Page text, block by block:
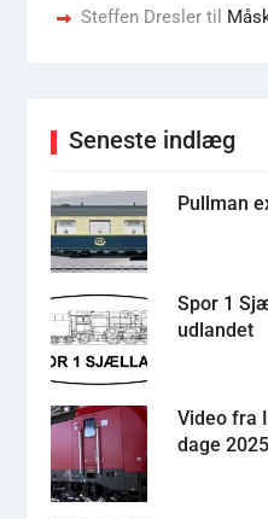
Steffen Dreslertil
Seneste indlæg
Pullman
Spor 1
udlandet
Video fra
dage